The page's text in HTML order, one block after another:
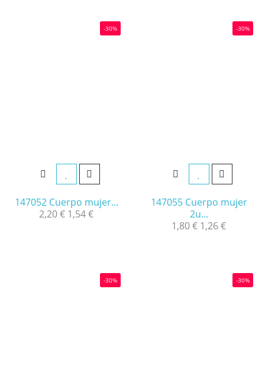
-30%
147052 Cuerpo mujer...
2,20 € 1,54 €
-30%
147055 Cuerpo mujer
2u...
1,80 € 1,26 €
-30% -30%